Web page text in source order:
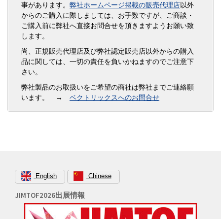
(KB5003637)によりPCトルクア
ナライザー内でPDFファイルが
空白になる現象が発生します。
2021/06/21
Windows 10 KB5003637 の更新により、PCトル
クアナライザー内でPDF形式で図面ファイルを
白となってしまうことが判明しました。 （図面
ファイ…
[…]
PROの測定画面内の「記録」「製品関連」「ロ
ット関連」にてPDFファイルを登録している場
合、そのファイルを開いても空白となってしま
うことが…
[…]
事があります。 弊社ホームページ掲載の販売代理店以外
からのご購入に際しましては、お手数ですが、ご商談・
ご購入前に弊社へ直接お問合せを頂きますようお願い致
します。
尚、正規販売代理店及び弊社認定販売店以外からの購入
品に関しては、一切の責任を負いかねますのでご注意下
さい。
弊社製品のお取扱いをご希望の商社は弊社までご連絡願
います。 → ベクトリックスへのお問合せ
English Chinese
JIMTOF2026出展情報